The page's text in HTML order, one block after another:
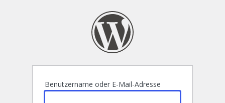
Benutzername oder E-Mail-Adresse